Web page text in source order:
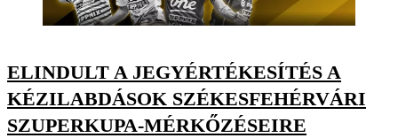
ELINDULT A JEGYÉRTÉKESÍTÉS A
KÉZILABDÁSOK SZÉKESFEHÉRVÁRI
SZUPERKUPA-MÉRKŐZÉSEIRE